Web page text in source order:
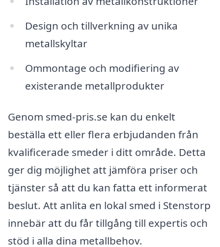
Design och tillverkning av unika
metallskyltar
Ommontage och modifiering av
existerande metallprodukter
Genom smed-pris.se kan du enkelt
beställa ett eller flera erbjudanden från
kvalificerade smeder i ditt område. Detta
ger dig möjlighet att jämföra priser och
tjänster så att du kan fatta ett informerat
beslut. Att anlita en lokal smed i Stenstorp
innebär att du får tillgång till expertis och
stöd i alla dina metallbehov.